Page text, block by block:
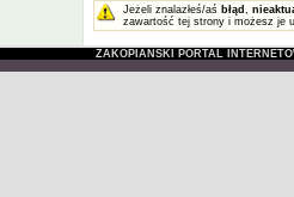
Jeżeli znalazłeś/aś błąd ,
zawartość tej strony i możesz je
ZAKOPIAŃSKI PORTAL